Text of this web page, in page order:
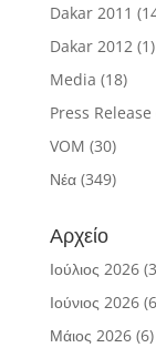
Dakar 2011
Dakar 2012(1)
Media (18)
Press Release
VOM (30)
Νέα(349)
Αρχείο
Ιούλιος 2026
Ιούνιος 2026
Μάιος 2026(6)